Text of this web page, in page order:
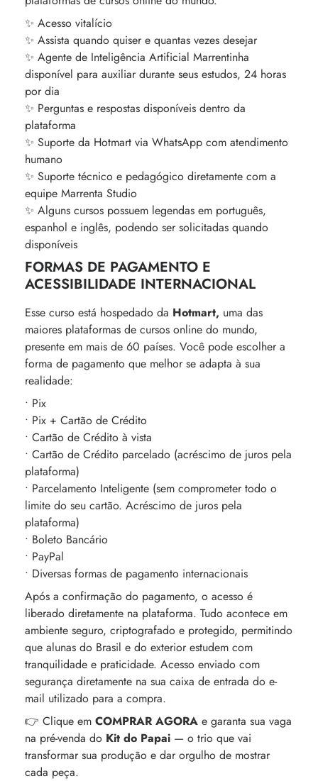
✨ Acesso vitalício
✨ Assista quando quiser e quantas vezes desejar
✨ Agente de Inteligência Artificial Marrentinha
disponível para auxiliar durante seus estudos, 24 horas
por dia
✨ Perguntas e respostas disponíveis dentro da
plataforma
✨ Suporte da Hotmart via WhatsApp com atendimento
humano
✨ Suporte técnico e pedagógico diretamente com a
equipe Marrenta Studio
✨ Alguns cursos possuem legendas em português,
espanhol e inglês, podendo ser solicitadas quando
disponíveis
FORMAS DE PAGAMENTO E
ACESSIBILIDADE INTERNACIONAL
Esse curso está hospedado da Hotmart, uma das
maiores plataformas de cursos online do mundo,
presente em mais de 60 países. Você pode escolher a
forma de pagamento que melhor se adapta à sua
realidade:
• Pix
• Pix + Cartão de Crédito
• Cartão de Crédito à vista
• Cartão de Crédito parcelado (acréscimo de juros pela
plataforma)
• Parcelamento Inteligente (sem comprometer todo o
limite do seu cartão. Acréscimo de juros pela
plataforma)
• Boleto Bancário
• PayPal
• Diversas formas de pagamento internacionais
Após a confirmação do pagamento, o acesso é
liberado diretamente na plataforma. Tudo acontece em
ambiente seguro, criptografado e protegido, permitindo
que alunas do Brasil e do exterior estudem com
tranquilidade e praticidade. Acesso enviado com
segurança diretamente na sua caixa de entrada do e-
mail utilizado para a compra.
👉 Clique em COMPRAR AGORA e garanta sua vaga
na pré-venda do Kit do Papai — o trio que vai
transformar sua produção e dar orgulho de mostrar
cada peça.